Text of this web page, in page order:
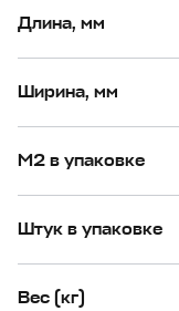
Длина, мм
Ширина, мм
М2 в упаковке
Штук в упаковке
Вес (кг)